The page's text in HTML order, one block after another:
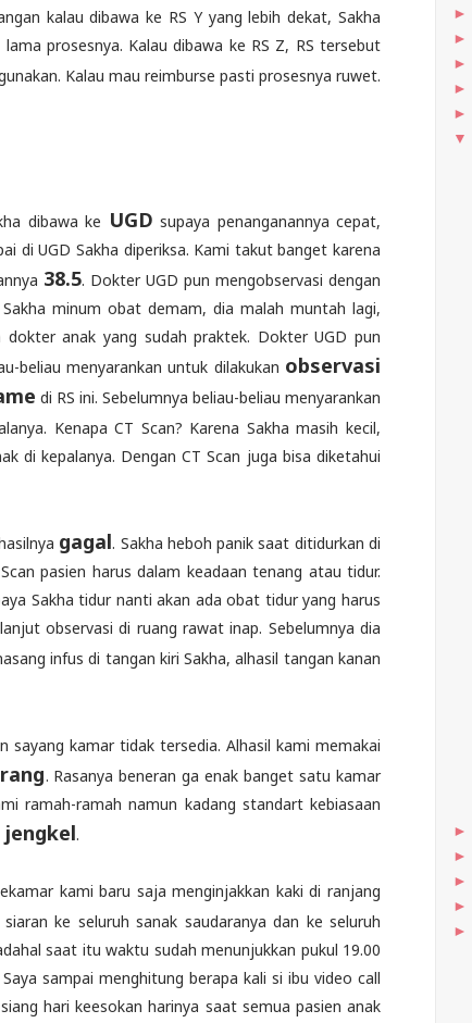
kalau dibawa ke RS Y yang lebih dekat, Sakha
prosesnya. Kalau dibawa ke RS Z, RS tersebut
Kalau mau reimburse pasti prosesnya ruwet.
dibawa ke UGD supaya penanganannya cepat,
di UGD Sakha diperiksa. Kami takut banget karena
38.5. Dokter UGD pun mengobservasi dengan
minum obat demam, dia malah muntah lagi,
anak yang sudah praktek. Dokter UGD pun
beliau menyarankan untuk dilakukan observasi
di RS ini. Sebelumnya beliau-beliau menyarankan
Kenapa CT Scan? Karena Sakha masih kecil,
di kepalanya. Dengan CT Scan juga bisa diketahui
gagal. Sakha heboh panik saat ditidurkan di
pasien harus dalam keadaan tenang atau tidur.
Sakha tidur nanti akan ada obat tidur yang harus
observasi di ruang rawat inap. Sebelumnya dia
infus di tangan kiri Sakha, alhasil tangan kanan
sayang kamar tidak tersedia. Alhasil kami memakai
. Rasanya beneran ga enak banget satu kamar
ramah-ramah namun kadang standart kebiasaan
jengkel.
kami baru saja menginjakkan kaki di ranjang
ke seluruh sanak saudaranya dan ke seluruh
saat itu waktu sudah menunjukkan pukul 19.00
sampai menghitung berapa kali si ibu video call
hari keesokan harinya saat semua pasien anak
►
►
►
►
►
▼
►
►
►
►
►